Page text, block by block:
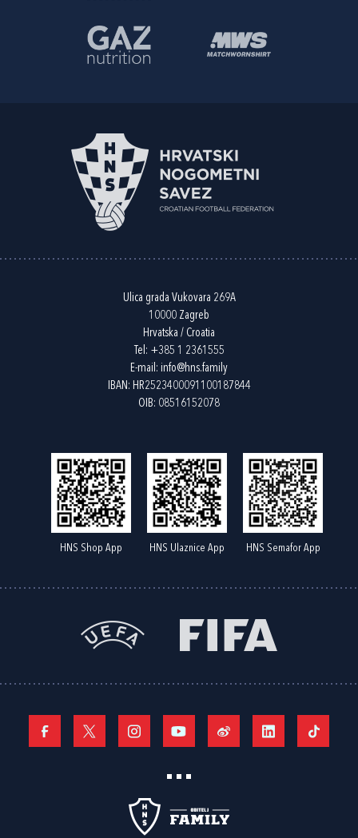
Ulica grada Vukovara 269A
10000 Zagreb
Hrvatska / Croatia
Tel: +385 1 2361555
E-mail: info@hns.family
IBAN: HR2523400091100187844
OIB: 08516152078
HNS Shop App HNS Ulaznice App HNS Semafor App